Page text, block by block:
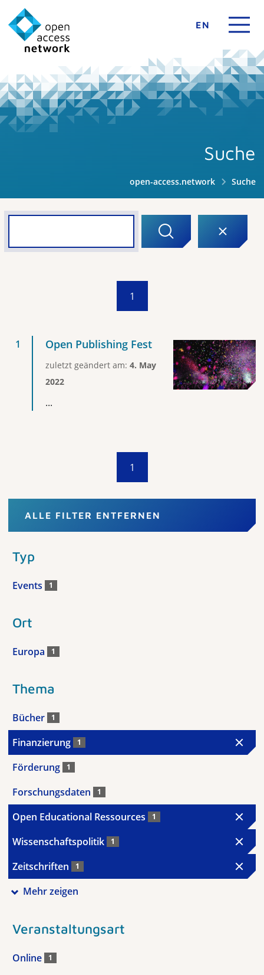
EN
Suche
open-access.network Suche
1
Open Publishing Fest
zuletzt geändert am: 4. May
2022
...
1
ALLE FILTER ENTFERNEN
Typ
Events 1
Ort
Europa 1
Thema
Bücher 1
Finanzierung 1
Förderung 1
Forschungsdaten 1
Open Educational Ressources 1
Wissenschaftspolitik 1
Zeitschriften 1
Mehr zeigen
Veranstaltungsart
Online 1